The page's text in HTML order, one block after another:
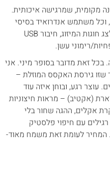
מקומית, שמרגישה איכותית.
וכל משתמש אנדרואיד בסיסי
ירגיש עם המערכת 'בבית'. מתחת לצג חוגות המיזוג, חיבור USB
רימוני עשן.
בכל זאת מדובר בסופר מיני. אני
שזו גירסת האקסס המוזלת –
עוצר רגע, ובוחן איזה עוד
(אקטיב) – מראות חיצוניות
אקלים, ההגה שחור בלי
עם חיפוי פלסטיק
המחיר לעומת זאת משמח מאוד-